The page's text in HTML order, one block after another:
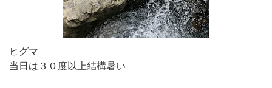
ヒグマ
当日は３０度以上結構暑い